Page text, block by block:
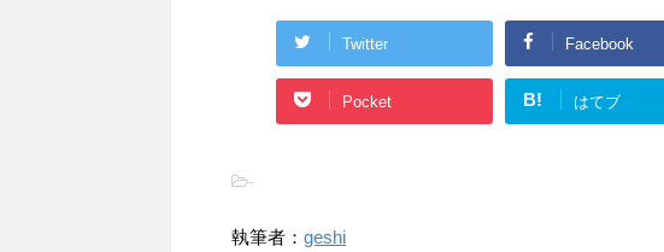
Twitter Facebook
Pocket B! はてブ
-
執筆者： geshi